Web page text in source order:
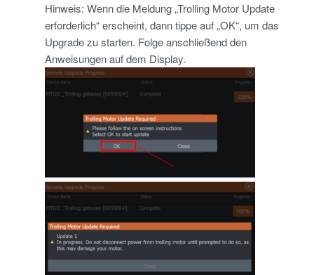
Hinweis: Wenn die Meldung „Trolling Motor Update
erforderlich“ erscheint, dann tippe auf „OK“, um das
Upgrade zu starten. Folge anschließend den
Anweisungen auf dem Display.